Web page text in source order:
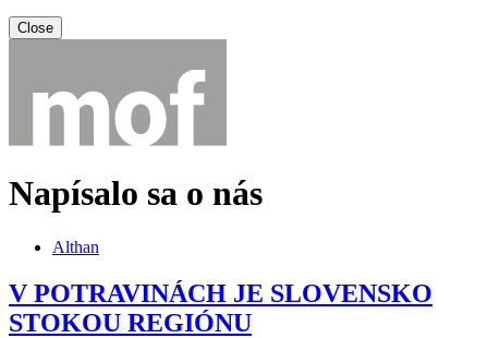
Close
Napísalo sa o nás
Althan
V POTRAVINÁCH JE SLOVENSKO
STOKOU REGIÓNU